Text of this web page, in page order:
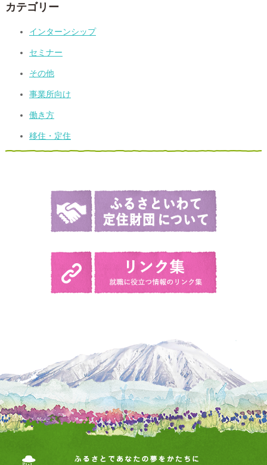
カテゴリー
インターンシップ
セミナー
その他
事業所向け
働き方
移住・定住